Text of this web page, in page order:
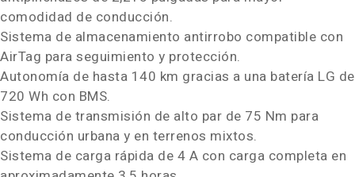
comodidad de conducción.
Sistema de almacenamiento antirrobo compatible con
AirTag para seguimiento y protección.
Autonomía de hasta 140 km gracias a una batería LG de
720 Wh con BMS.
Sistema de transmisión de alto par de 75 Nm para
conducción urbana y en terrenos mixtos.
Sistema de carga rápida de 4 A con carga completa en